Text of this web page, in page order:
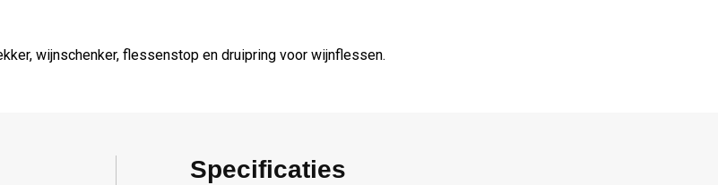
wijnschenker, flessenstop en druipring voor wijnflessen.
Specificaties